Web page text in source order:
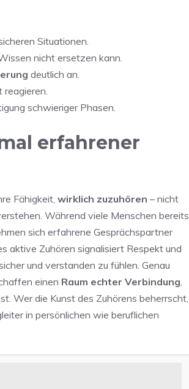
Situationen.
nicht ersetzen kann.
deutlich an.
reagieren.
schwieriger Phasen.
erfahrener
Fähigkeit, wirklich zuzuhören – nicht
Während viele Menschen bereits
sich erfahrene Gesprächspartner
aktive Zuhören signalisiert Respekt und
und verstanden zu fühlen. Genau
einen Raum echter Verbindung,
Wer die Kunst des Zuhörens beherrscht,
in persönlichen wie beruflichen